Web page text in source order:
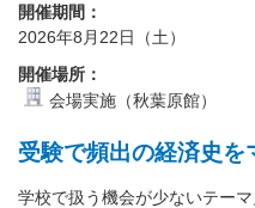
開催期間：
2026年8月22日（土）
開催場所：
会場実施（秋葉原館）
受験で頻出の経済史を
学校で扱う機会が少ないテー